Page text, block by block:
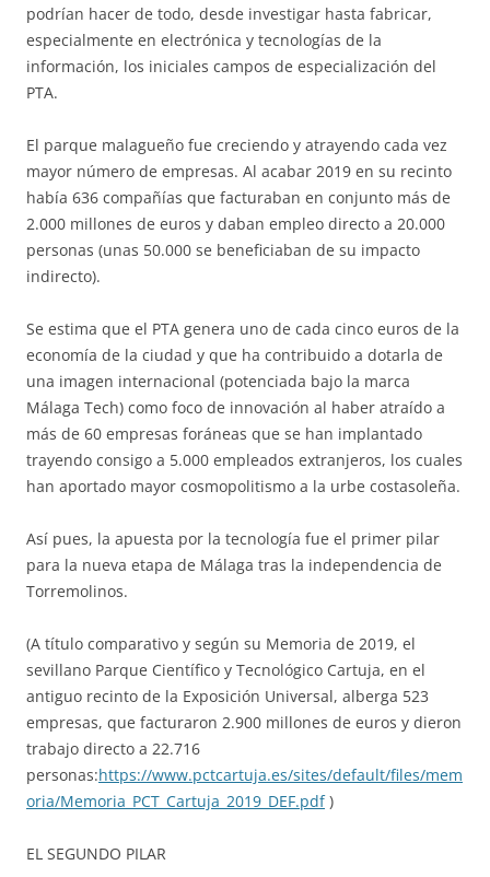
podrían hacer de todo, desde investigar hasta fabricar,
especialmente en electrónica y tecnologías de la
información, los iniciales campos de especialización del
PTA.
El parque malagueño fue creciendo y atrayendo cada vez
mayor número de empresas. Al acabar 2019 en su recinto
había 636 compañías que facturaban en conjunto más de
2.000 millones de euros y daban empleo directo a 20.000
personas (unas 50.000 se beneficiaban de su impacto
indirecto).
Se estima que el PTA genera uno de cada cinco euros de la
economía de la ciudad y que ha contribuido a dotarla de
una imagen internacional (potenciada bajo la marca
Málaga Tech) como foco de innovación al haber atraído a
más de 60 empresas foráneas que se han implantado
trayendo consigo a 5.000 empleados extranjeros, los cuales
han aportado mayor cosmopolitismo a la urbe costasoleña.
Así pues, la apuesta por la tecnología fue el primer pilar
para la nueva etapa de Málaga tras la independencia de
Torremolinos.
(A título comparativo y según su Memoria de 2019, el
sevillano Parque Científico y Tecnológico Cartuja, en el
antiguo recinto de la Exposición Universal, alberga 523
empresas, que facturaron 2.900 millones de euros y dieron
trabajo directo a 22.716
personas:https://www.pctcartuja.es/sites/default/files/mem
oria/Memoria_PCT_Cartuja_2019_DEF.pdf)
EL SEGUNDO PILAR